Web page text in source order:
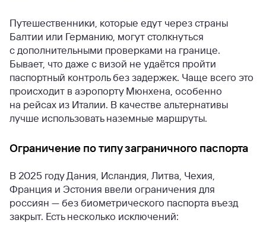
Путешественники, которые едут через страны
Балтии или Германию, могут столкнуться
с дополнительными проверками на границе.
Бывает, что даже с визой не удаётся пройти
паспортный контроль без задержек. Чаще всего это
происходит в аэропорту Мюнхена, особенно
на рейсах из Италии. В качестве альтернативы
лучше использовать наземные маршруты.
Ограничение по типу заграничного паспорта
В 2025 году Дания, Исландия, Литва, Чехия,
Франция и Эстония ввели ограничения для
россиян — без биометрического паспорта въезд
закрыт. Есть несколько исключений: